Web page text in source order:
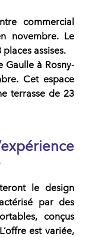
commercial
novembre. Le
assises.
à Rosny-
Cet espace
terrasse de 23
le design
par des
conçus
est variée,